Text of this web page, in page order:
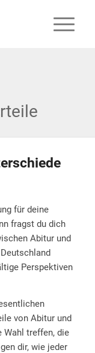
für deine
fragst du dich
Abitur und
Perspektiven
von Abitur und
Wahl treffen, die
dir, wie jeder